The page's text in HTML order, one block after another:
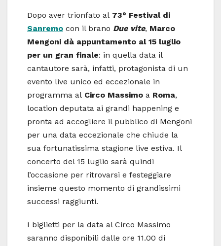
Dopo aver trionfato al 73° Festival di
Sanremo con il brano Due vite, Marco
Mengoni dà appuntamento al 15 luglio
per un gran finale: in quella data il
cantautore sarà, infatti, protagonista di un
evento live unico ed eccezionale in
programma al Circo Massimo a Roma,
location deputata ai grandi happening e
pronta ad accogliere il pubblico di Mengoni
per una data eccezionale che chiude la
sua fortunatissima stagione live estiva. Il
concerto del 15 luglio sarà quindi
l’occasione per ritrovarsi e festeggiare
insieme questo momento di grandissimi
successi raggiunti.
I biglietti per la data al Circo Massimo
saranno disponibili dalle ore 11.00 di